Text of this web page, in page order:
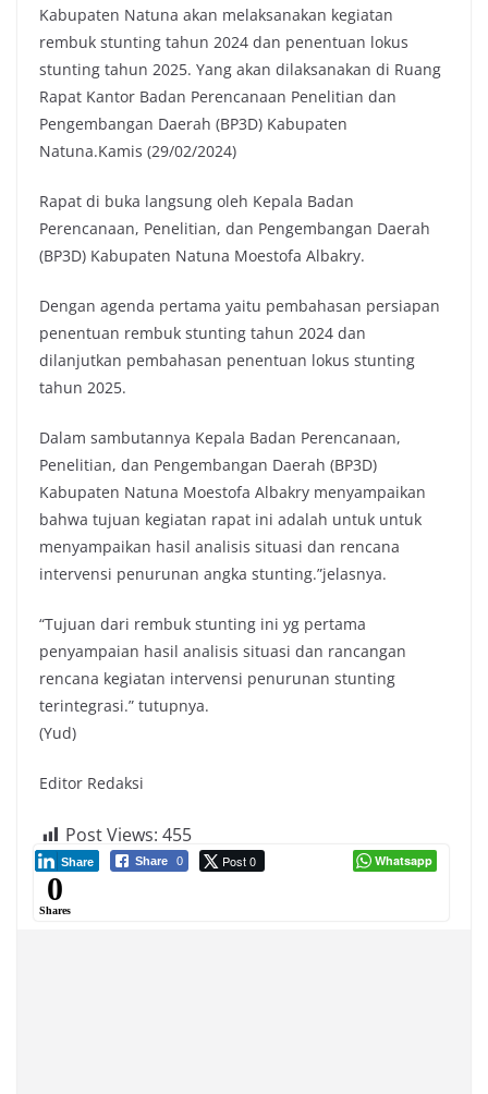
Kabupaten Natuna akan melaksanakan kegiatan
rembuk stunting tahun 2024 dan penentuan lokus
stunting tahun 2025. Yang akan dilaksanakan di Ruang
Rapat Kantor Badan Perencanaan Penelitian dan
Pengembangan Daerah (BP3D) Kabupaten
Natuna.Kamis (29/02/2024)
Rapat di buka langsung oleh Kepala Badan
Perencanaan, Penelitian, dan Pengembangan Daerah
(BP3D) Kabupaten Natuna Moestofa Albakry.
Dengan agenda pertama yaitu pembahasan persiapan
penentuan rembuk stunting tahun 2024 dan
dilanjutkan pembahasan penentuan lokus stunting
tahun 2025.
Dalam sambutannya Kepala Badan Perencanaan,
Penelitian, dan Pengembangan Daerah (BP3D)
Kabupaten Natuna Moestofa Albakry menyampaikan
bahwa tujuan kegiatan rapat ini adalah untuk untuk
menyampaikan hasil analisis situasi dan rencana
intervensi penurunan angka stunting.”jelasnya.
“Tujuan dari rembuk stunting ini yg pertama
penyampaian hasil analisis situasi dan rancangan
rencana kegiatan intervensi penurunan stunting
terintegrasi.” tutupnya.
(Yud)
Editor Redaksi
Post Views: 455
Share 0 Post 0
Share Whatsapp
0
Shares